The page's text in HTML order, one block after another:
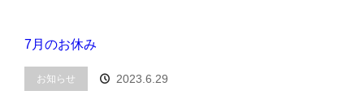
7月のお休み
お知らせ 2023.6.29